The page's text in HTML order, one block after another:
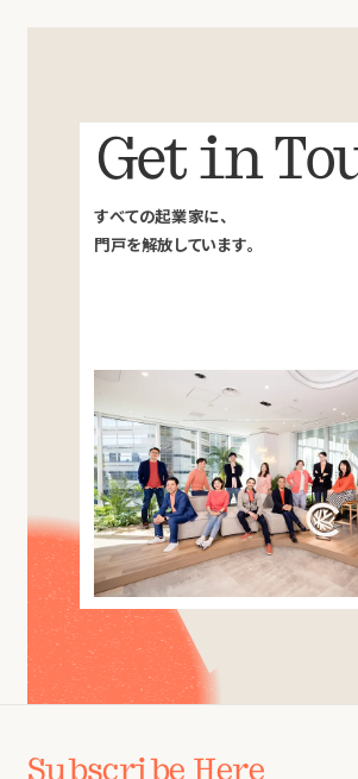
Get in
すべての起業家に、
門戸を解放しています。
Subscribe Here